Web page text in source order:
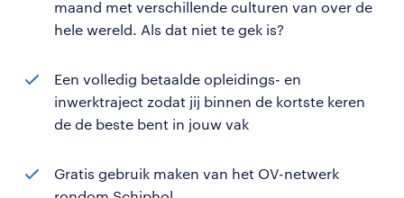
maand met verschillende culturen van over de
hele wereld. Als dat niet te gek is?
Een volledig betaalde opleidings- en
inwerktraject zodat jij binnen de kortste keren
de de beste bent in jouw vak
Gratis gebruik maken van het OV-netwerk